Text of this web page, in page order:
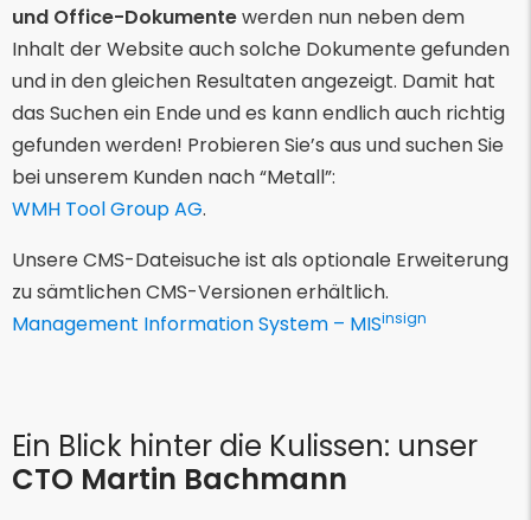
und Office-Dokumentewerden nun neben dem
Inhalt der Website auch solche Dokumente gefunden
und in den gleichen Resultaten angezeigt. Damit hat
das Suchen ein Ende und es kann endlich auch richtig
gefunden werden! Probieren Sie’s aus und suchen Sie
bei unserem Kunden nach “Metall”:
WMH Tool Group AG.
Unsere CMS-Dateisuche ist als optionale Erweiterung
zu sämtlichen CMS-Versionen erhältlich.
Management Information System – MISinsign
Ein Blick hinter die Kulissen: unser
CTO Martin Bachmann